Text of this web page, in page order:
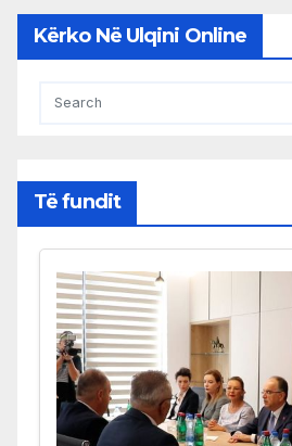
Kërko Në Ulqini Online
Të fundit